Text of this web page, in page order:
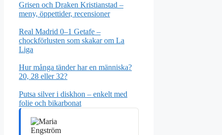
Grisen och Draken Kristianstad –
meny, öppettider, recensioner
Real Madrid 0–1 Getafe –
chockförlusten som skakar om La
Liga
Hur många tänder har en människa?
20, 28 eller 32?
Putsa silver i diskhon – enkelt med
folie och bikarbonat